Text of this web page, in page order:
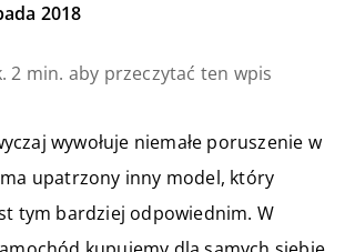
2018
2 min. aby przeczytać ten wpis
wywołuje niemałe poruszenie w
upatrzony inny model, który
tym bardziej odpowiednim. W